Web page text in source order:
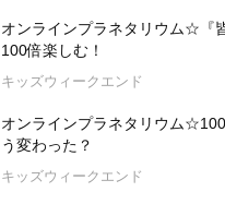
オンラインプラネタリウム☆『
100倍楽しむ！
キッズウィークエンド
オンラインプラネタリウム
う変わった？
キッズウィークエンド